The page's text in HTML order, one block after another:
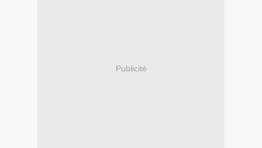
Publicité